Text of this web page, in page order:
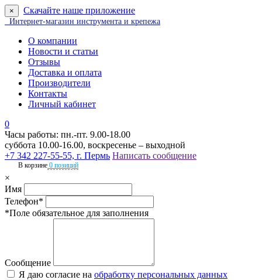
× Скачайте наше приложение
Интернет-магазин инструмента и крепежа
О компании
Новости и статьи
Отзывы
Доставка и оплата
Производители
Контакты
Личный кабинет
0
Часы работы: пн.-пт. 9.00-18.00
суббота 10.00-16.00, воскресенье – выходной
+7 342 227-55-55, г. Пермь Написать сообщение
В корзине 0 позиций
×
Имя
Телефон*
*Поле обязательное для заполнения
Сообщение
Я даю согласие на обработку персональных данных